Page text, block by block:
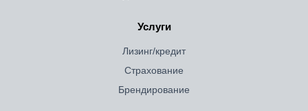
Услуги
Лизинг/кредит
Страхование
Брендирование